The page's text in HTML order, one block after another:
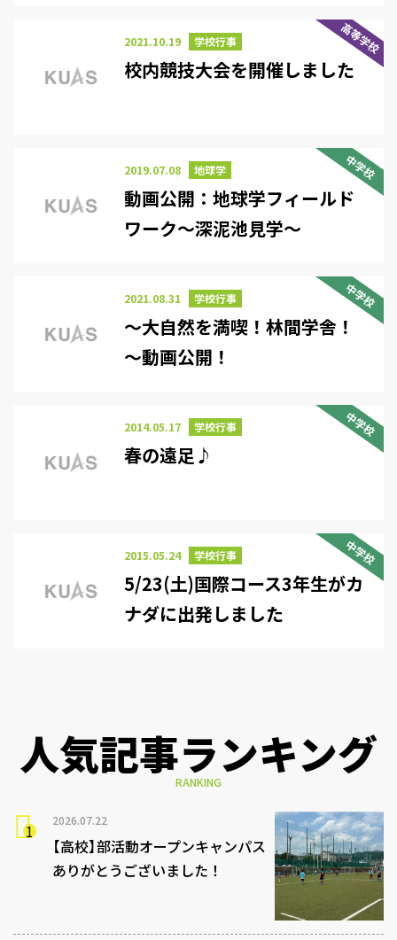
高等学校
2021.10.19 学校行事
校内競技大会を開催しました
中学校
2019.07.08 地球学
動画公開：地球学フィールド
ワーク～深泥池見学～
中学校
2021.08.31 学校行事
～大自然を満喫！林間学舎！
～動画公開！
中学校
2014.05.17 学校行事
春の遠足♪
中学校
2015.05.24 学校行事
5/23(土)国際コース3年生がカ
ナダに出発しました
人気記事ランキング
RANKING
2026.07.22
【高校】部活動オープンキャンパス
ありがとうございました！